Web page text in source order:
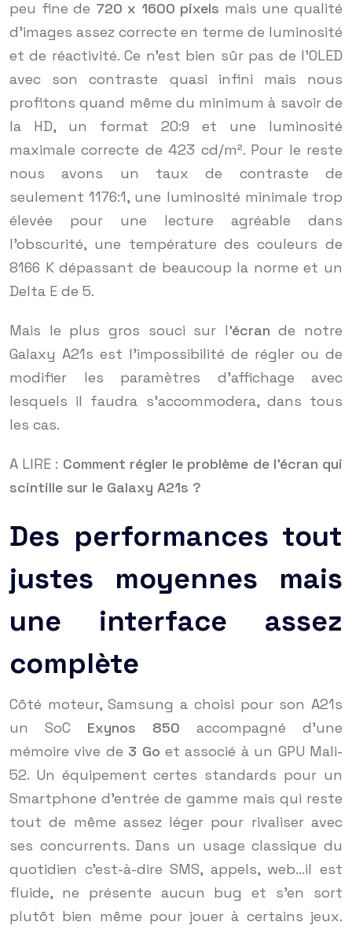
peu fine de 720 x 1600 pixels mais une qualité
d’images assez correcte en terme de luminosité
et de réactivité. Ce n’est bien sûr pas de l’OLED
avec son contraste quasi infini mais nous
profitons quand même du minimum à savoir de
la HD, un format 20:9 et une luminosité
maximale correcte de 423 cd/m². Pour le reste
nous avons un taux de contraste de
seulement 1176:1, une luminosité minimale trop
élevée pour une lecture agréable dans
l’obscurité, une température des couleurs de
8166 K dépassant de beaucoup la norme et un
Delta E de 5.
Mais le plus gros souci sur l’écrande notre
Galaxy A21s est l’impossibilité de régler ou de
modifier les paramètres d’affichage avec
lesquels il faudra s’accommodera, dans tous
les cas.
A LIRE : Comment régler le problème de l’écran qui
scintille sur le Galaxy A21s ?
Des performances tout
justes moyennes mais
une interface assez
complète
Côté moteur, Samsung a choisi pour son A21s
un SoC Exynos 850 accompagné d’une
mémoire vive de 3 Go et associé à un GPU Mali-
52. Un équipement certes standards pour un
Smartphone d’entrée de gamme mais qui reste
tout de même assez léger pour rivaliser avec
ses concurrents. Dans un usage classique du
quotidien c’est-à-dire SMS, appels, web…il est
fluide, ne présente aucun bug et s’en sort
plutôt bien même pour jouer à certains jeux.